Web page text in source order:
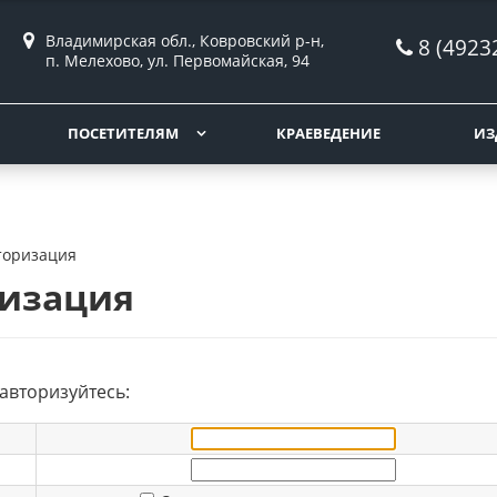
Владимирская обл., Ковровский р-н,
п. Мелехово, ул. Первомайская, 94
8
ПОСЕТИТЕЛЯМ КРАЕВЕДЕНИЕ